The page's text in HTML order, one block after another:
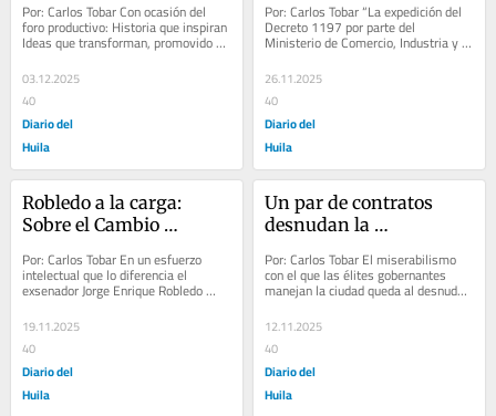
Por: Carlos Tobar Con ocasión del
foro productivo: Historia que inspiran
Ideas que transforman, promovido
por el Senado de la República en
cabeza de...
03.12.2025
40
Diario del
Huila
Por: Carlos Tobar “La expedición del
Decreto 1197 por parte del
Ministerio de Comercio, Industria y
Turismo desató una tormenta esta
semana que...
26.11.2025
40
Diario del
Huila
Robledo a la carga:
Sobre el Cambio
Transición energética
Por: Carlos Tobar En un esfuerzo
intelectual que lo diferencia el
exsenador Jorge Enrique Robledo
vuelve a la liza política. Ha publicado
otro de sus...
19.11.2025
40
Diario del
Huila
Un par de contratos
desnudan la
administrativa de la
ciudad
Por: Carlos Tobar El miserabilismo
con el que las élites gobernantes
manejan la ciudad queda al desnudo
en dos hechos recientes: el convenio
de la...
12.11.2025
40
Diario del
Huila